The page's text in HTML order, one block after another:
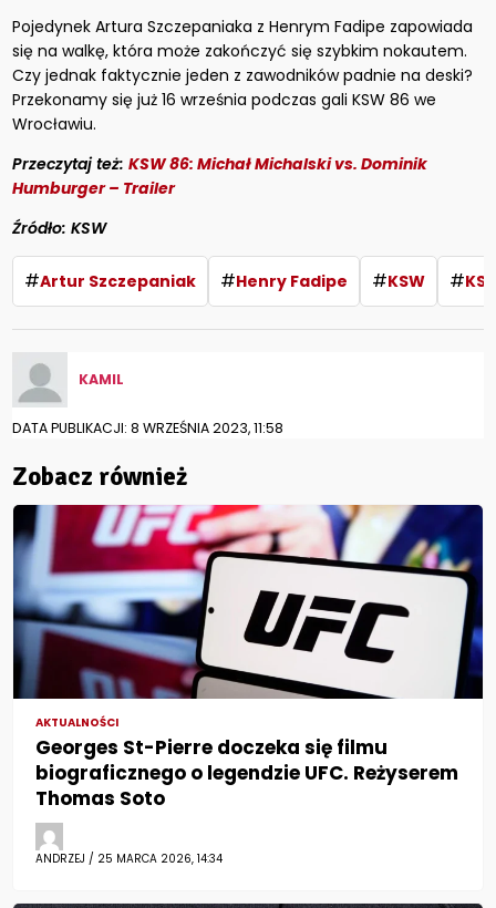
Pojedynek Artura Szczepaniaka z Henrym Fadipe zapowiada
się na walkę, która może zakończyć się szybkim nokautem.
Czy jednak faktycznie jeden z zawodników padnie na deski?
Przekonamy się już 16 września podczas gali KSW 86 we
Wrocławiu.
Przeczytaj też:KSW 86: Michał Michalski vs. Dominik
Humburger – Trailer
Źródło: KSW
#Artur Szczepaniak #Henry Fadipe #KSW #
KAMIL
DATA PUBLIKACJI: 8 WRZEŚNIA 2023, 11:58
Zobacz również
AKTUALNOŚCI
Georges St-Pierre doczeka się filmu
biograficznego o legendzie UFC. Reżyserem
Thomas Soto
ANDRZEJ / 25 MARCA 2026, 14:34